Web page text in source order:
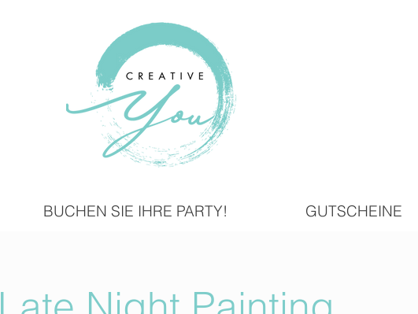
BUCHEN SIE IHRE PARTY! GUTSCHEINE